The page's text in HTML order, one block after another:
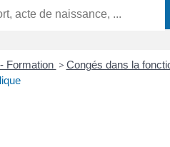
Formation > Congés dans la